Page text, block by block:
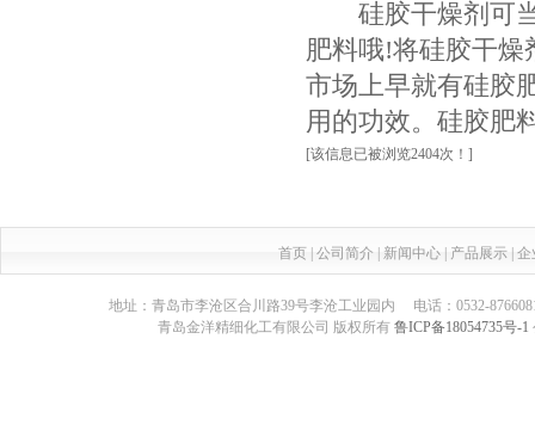
硅胶干燥剂可当
肥料哦!将硅胶干
市场上早就有硅胶
用的功效。硅胶肥
[该信息已被浏览2404次！]
首页 公司简介 新闻中心 产品展示 企
地址：青岛市李沧区合川路39号李沧工业园内 电话：0532-
青岛金洋精细化工有限公司 版权所有 鲁ICP备18054735号-1